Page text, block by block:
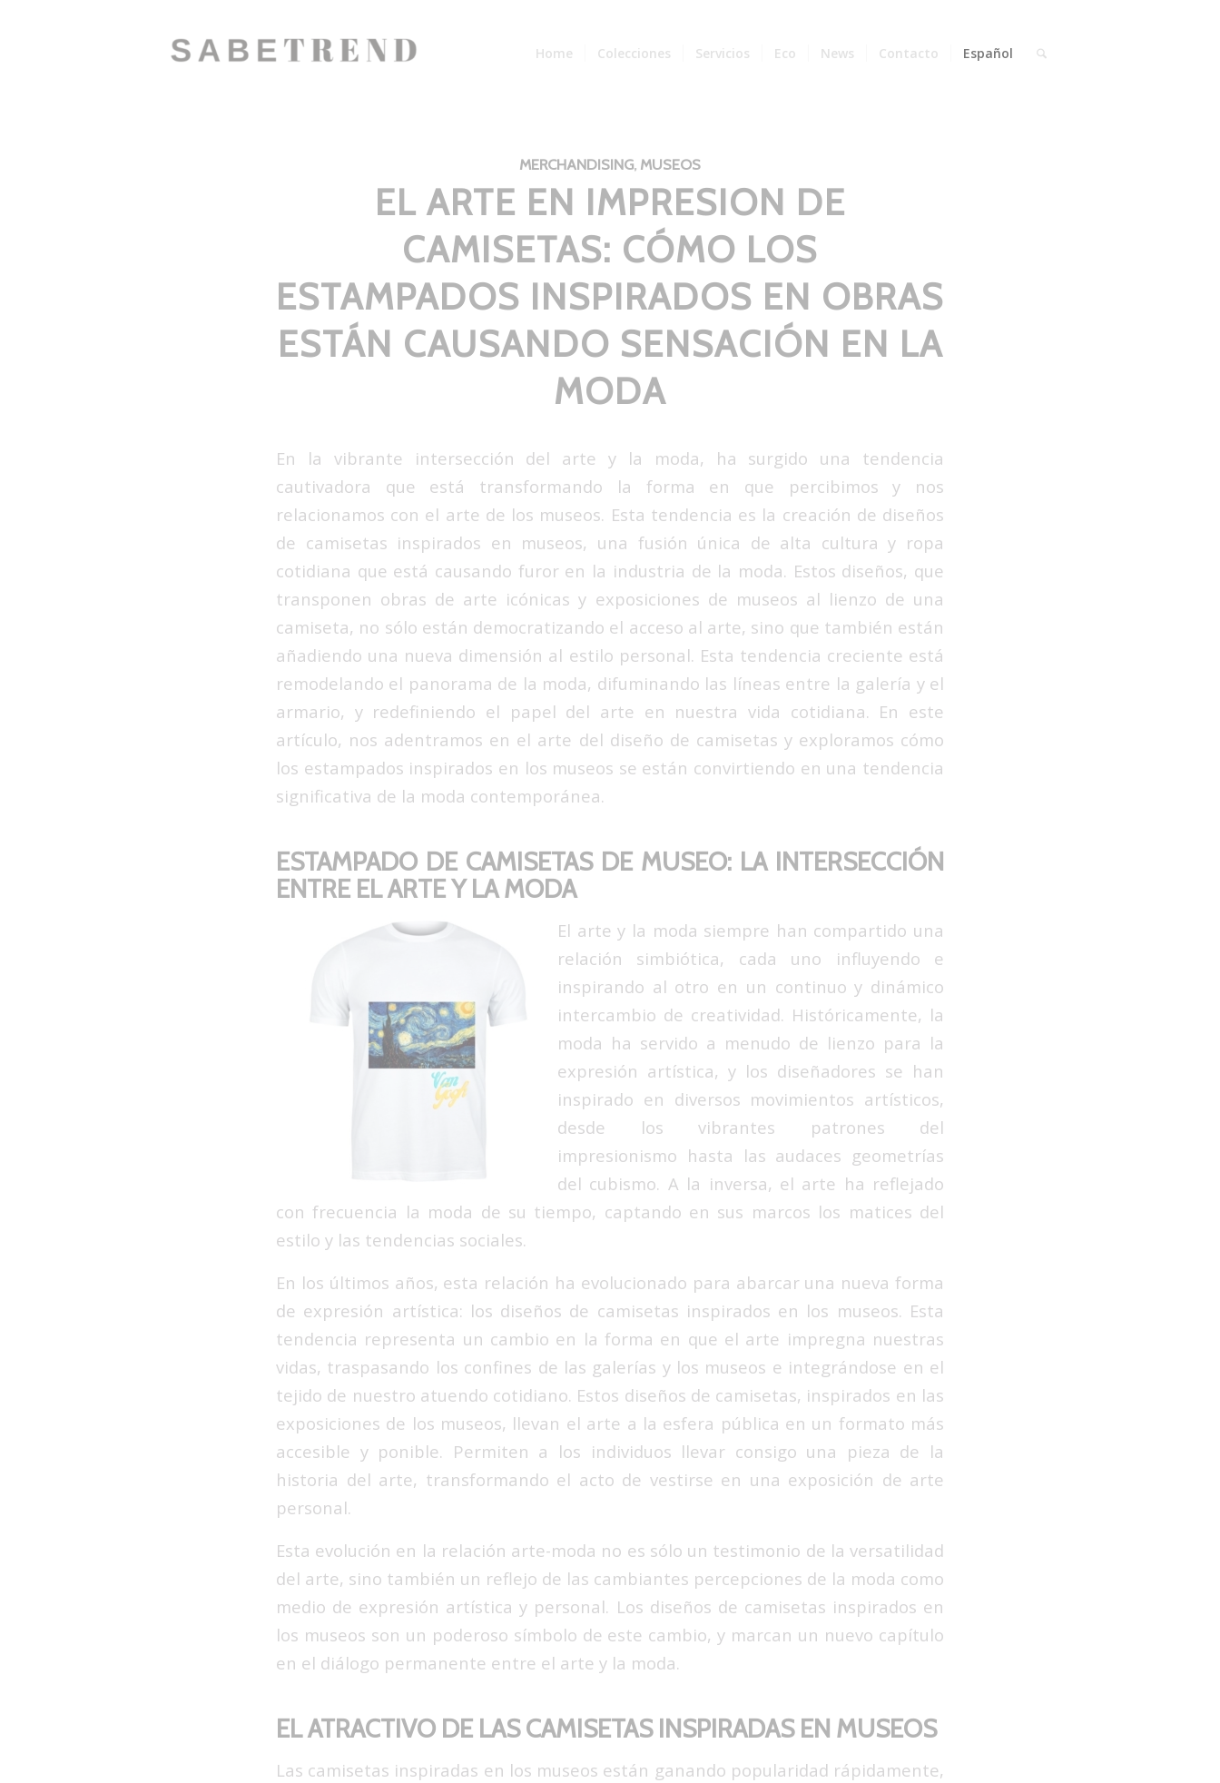
Home Colecciones Servicios Eco News Contacto Español
MERCHANDISING, MUSEOS
EL ARTE EN IMPRESION DE
CAMISETAS: CÓMO LOS
ESTAMPADOS INSPIRADOS EN OBRAS
ESTÁN CAUSANDO SENSACIÓN EN LA
MODA
En la vibrante intersección del arte y la moda, ha surgido una tendencia
cautivadora que está transformando la forma en que percibimos y nos
relacionamos con el arte de los museos. Esta tendencia es la creación de diseños
de camisetas inspirados en museos, una fusión única de alta cultura y ropa
cotidiana que está causando furor en la industria de la moda. Estos diseños, que
transponen obras de arte icónicas y exposiciones de museos al lienzo de una
camiseta, no sólo están democratizando el acceso al arte, sino que también están
añadiendo una nueva dimensión al estilo personal. Esta tendencia creciente está
remodelando el panorama de la moda, difuminando las líneas entre la galería y el
armario, y redefiniendo el papel del arte en nuestra vida cotidiana. En este
artículo, nos adentramos en el arte del diseño de camisetas y exploramos cómo
los estampados inspirados en los museos se están convirtiendo en una tendencia
significativa de la moda contemporánea.
ESTAMPADO DE CAMISETAS DE MUSEO: LA INTERSECCIÓN
ENTRE EL ARTE Y LA MODA
El arte y la moda siempre han compartido una
relación simbiótica, cada uno influyendo e
inspirando al otro en un continuo y dinámico
intercambio de creatividad. Históricamente, la
moda ha servido a menudo de lienzo para la
expresión artística, y los diseñadores se han
inspirado en diversos movimientos artísticos,
desde los vibrantes patrones del
impresionismo hasta las audaces geometrías
del cubismo. A la inversa, el arte ha reflejado
con frecuencia la moda de su tiempo, captando en sus marcos los matices del
estilo y las tendencias sociales.
En los últimos años, esta relación ha evolucionado para abarcar una nueva forma
de expresión artística: los diseños de camisetas inspirados en los museos. Esta
tendencia representa un cambio en la forma en que el arte impregna nuestras
vidas, traspasando los confines de las galerías y los museos e integrándose en el
tejido de nuestro atuendo cotidiano. Estos diseños de camisetas, inspirados en las
exposiciones de los museos, llevan el arte a la esfera pública en un formato más
accesible y ponible. Permiten a los individuos llevar consigo una pieza de la
historia del arte, transformando el acto de vestirse en una exposición de arte
personal.
Esta evolución en la relación arte-moda no es sólo un testimonio de la versatilidad
del arte, sino también un reflejo de las cambiantes percepciones de la moda como
medio de expresión artística y personal. Los diseños de camisetas inspirados en
los museos son un poderoso símbolo de este cambio, y marcan un nuevo capítulo
en el diálogo permanente entre el arte y la moda.
EL ATRACTIVO DE LAS CAMISETAS INSPIRADAS EN MUSEOS
Las camisetas inspiradas en los museos están ganando popularidad rápidamente,